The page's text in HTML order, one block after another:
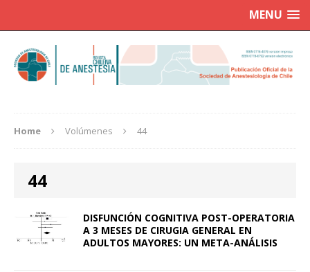
MENU
Home Volúmenes 44
44
DISFUNCIÓN COGNITIVA POST-OPERATORIA
A 3 MESES DE CIRUGIA GENERAL EN
ADULTOS MAYORES: UN META-ANÁLISIS